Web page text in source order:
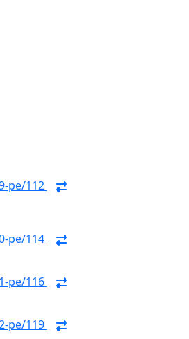
pe/112
pe/114
pe/116
pe/119